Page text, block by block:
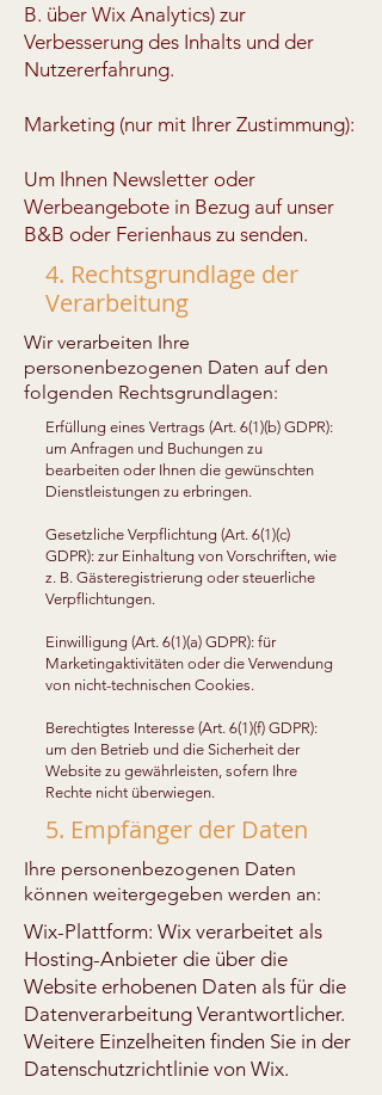
B. über Wix Analytics) zur
Verbesserung des Inhalts und der
Nutzererfahrung.
Marketing (nur mit Ihrer Zustimmung):
Um Ihnen Newsletter oder
Werbeangebote in Bezug auf unser
B&B oder Ferienhaus zu senden.
4. Rechtsgrundlage der
Verarbeitung
Wir verarbeiten Ihre
personenbezogenen Daten auf den
folgenden Rechtsgrundlagen:
Erfüllung eines Vertrags (Art. 6(1)(b) GDPR):
um Anfragen und Buchungen zu
bearbeiten oder Ihnen die gewünschten
Dienstleistungen zu erbringen.
Gesetzliche Verpflichtung (Art. 6(1)(c)
GDPR): zur Einhaltung von Vorschriften, wie
z. B. Gästeregistrierung oder steuerliche
Verpflichtungen.
Einwilligung (Art. 6(1)(a) GDPR): für
Marketingaktivitäten oder die Verwendung
von nicht-technischen Cookies.
Berechtigtes Interesse (Art. 6(1)(f) GDPR):
um den Betrieb und die Sicherheit der
Website zu gewährleisten, sofern Ihre
Rechte nicht überwiegen.
5. Empfänger der Daten
Ihre personenbezogenen Daten
können weitergegeben werden an:
Wix-Plattform: Wix verarbeitet als
Hosting-Anbieter die über die
Website erhobenen Daten als für die
Datenverarbeitung Verantwortlicher.
Weitere Einzelheiten finden Sie in der
Datenschutzrichtlinie von Wix.